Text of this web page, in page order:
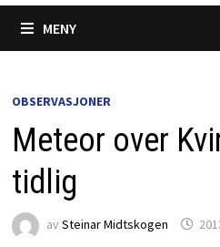
MENY
OBSERVASJONER
Meteor over
tidlig
av Steinar Midtskogen